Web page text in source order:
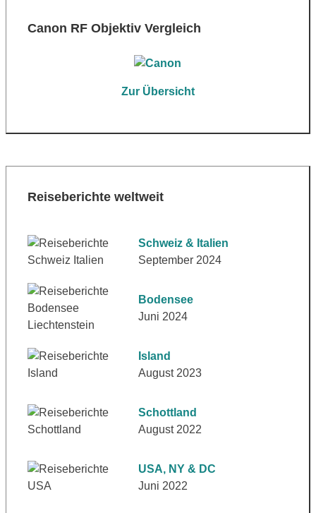
Canon RF Objektiv Vergleich
Zur Übersicht
Reiseberichte weltweit
Schweiz & Italien
September 2024
Bodensee
Juni 2024
Island
August 2023
Schottland
August 2022
USA, NY & DC
Juni 2022